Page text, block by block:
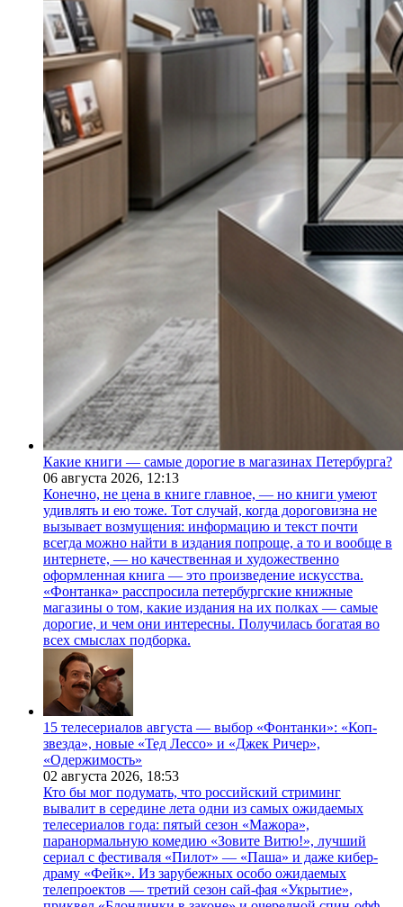
Какие книги — самые дорогие в магазинах Петербурга?
06 августа 2026, 12:13
Конечно, не цена в книге главное, — но книги умеют
удивлять и ею тоже. Тот случай, когда дороговизна не
вызывает возмущения: информацию и текст почти
всегда можно найти в издания попроще, а то и вообще в
интернете, — но качественная и художественно
оформленная книга — это произведение искусства.
«Фонтанка» расспросила петербургские книжные
магазины о том, какие издания на их полках — самые
дорогие, и чем они интересны. Получилась богатая во
всех смыслах подборка.
15 телесериалов августа — выбор «Фонтанки»: «Коп-
звезда», новые «Тед Лессо» и «Джек Ричер»,
«Одержимость»
02 августа 2026, 18:53
Кто бы мог подумать, что российский стриминг
вывалит в середине лета одни из самых ожидаемых
телесериалов года: пятый сезон «Мажора»,
паранормальную комедию «Зовите Витю!», лучший
сериал с фестиваля «Пилот» — «Паша» и даже кибер-
драму «Фейк». Из зарубежных особо ожидаемых
телепроектов — третий сезон сай-фая «Укрытие»,